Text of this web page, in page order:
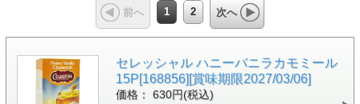
前へ 1 2 次へ
セレッシャル ハニーバニラカモミール
15P[168856][賞味期限2027/03/06]
価格： 630円(税込)